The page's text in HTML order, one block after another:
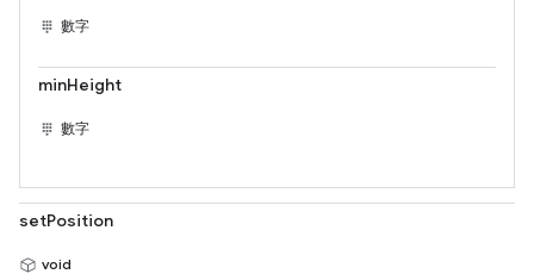
數字
minHeight
數字
setPosition
void